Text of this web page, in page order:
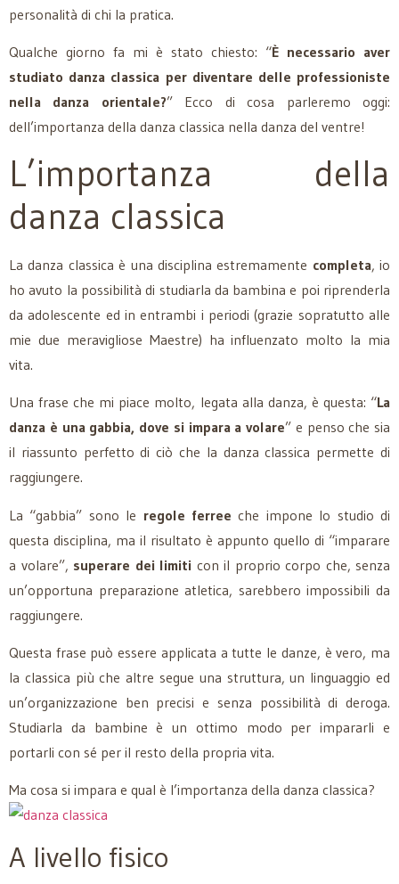
personalità di chi la pratica.
Qualche giorno fa mi è stato chiesto: “È necessario aver
studiato danza classica per diventare delle professioniste
nella danza orientale?” Ecco di cosa parleremo oggi:
dell’importanza della danza classica nella danza del ventre!
L’importanza della
danza classica
La danza classica è una disciplina estremamente completa, io
ho avuto la possibilità di studiarla da bambina e poi riprenderla
da adolescente ed in entrambi i periodi (grazie sopratutto alle
mie due meravigliose Maestre) ha influenzato molto la mia
vita.
Una frase che mi piace molto, legata alla danza, è questa: “La
danza è una gabbia, dove si impara a volare” e penso che sia
il riassunto perfetto di ciò che la danza classica permette di
raggiungere.
La “gabbia” sono le regole ferree che impone lo studio di
questa disciplina, ma il risultato è appunto quello di “imparare
a volare”, superare dei limiti con il proprio corpo che, senza
un’opportuna preparazione atletica, sarebbero impossibili da
raggiungere.
Questa frase può essere applicata a tutte le danze, è vero, ma
la classica più che altre segue una struttura, un linguaggio ed
un’organizzazione ben precisi e senza possibilità di deroga.
Studiarla da bambine è un ottimo modo per impararli e
portarli con sé per il resto della propria vita.
Ma cosa si impara e qual è l’importanza della danza classica?
A livello fisico